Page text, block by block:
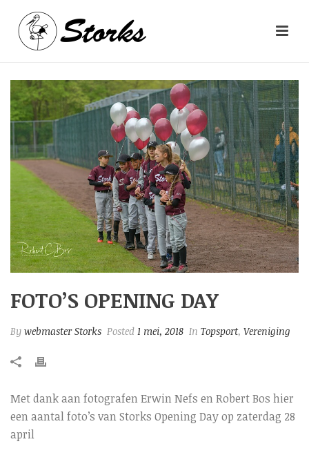
FOTO’S OPENING DAY
By webmaster Storks Posted 1 mei, 2018 In Topsport, Vereniging
Met dank aan fotografen Erwin Nefs en Robert Bos hier
een aantal foto’s van Storks Opening Day op zaterdag 28
april